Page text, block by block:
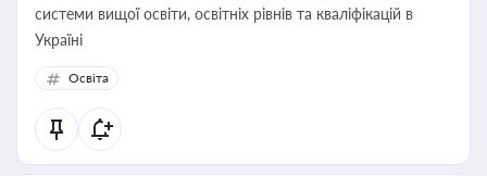
системи вищої освіти, освітніх рівнів та кваліфікацій в
Україні
Освіта